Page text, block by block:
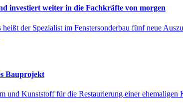
investiert weiter in die Fachkräfte von morgen
der Spezialist im Fenstersonderbau fünf neue
Bauprojekt
und Kunststoff für die Restaurierung einer ehemaligen